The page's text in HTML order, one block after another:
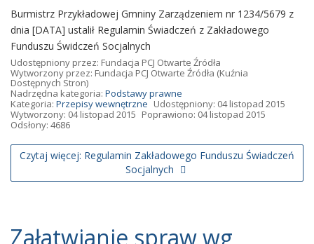
Burmistrz Przykładowej Gmniny Zarządzeniem nr 1234/5679 z
dnia [DATA] ustalił Regulamin Świadczeń z Zakładowego
Funduszu Świdczeń Socjalnych
Udostępniony przez: Fundacja PCJ Otwarte Źródła
Wytworzony przez: Fundacja PCJ Otwarte Źródła (Kuźnia
Dostępnych Stron)
Nadrzędna kategoria: Podstawy prawne
Kategoria: Przepisy wewnętrzne Udostępniony: 04 listopad 2015
Wytworzony: 04 listopad 2015 Poprawiono: 04 listopad 2015
Odsłony: 4686
Czytaj więcej: Regulamin Zakładowego Funduszu Świadczeń
Socjalnych
Załatwianie spraw wg